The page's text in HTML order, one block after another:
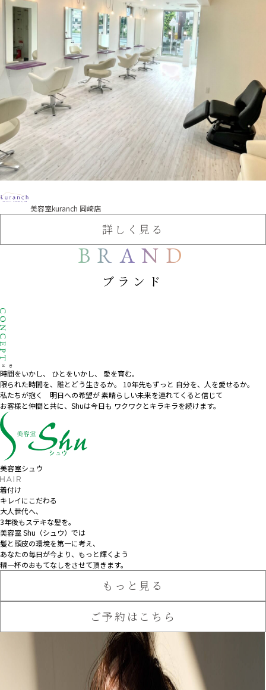
美容室kuranch 岡崎店
詳しく見る
BRAND
ブランド
時間
とき
をいかし、 ひとをいかし、
愛を育む。
限られた時間を、誰とどう生きるか。
10年先もずっと 自分を、人を愛せるか。
私たちが抱く 明日への希望が素晴らしい未来を連れてくると信じて
お客様と仲間と共に、 Shuは今日も ワクワクとキラキラを続けます。
美容室シュウ
着付け
キレイにこだわる
大人世代へ、
3年後もステキな髪を。
美容室 Shu（シュウ）では
髪と頭皮の環境を第一に考え、
あなたの毎日が今より、もっと輝くよう
精一杯のおもてなしをさせて頂きます。
もっと見る
ご予約はこちら